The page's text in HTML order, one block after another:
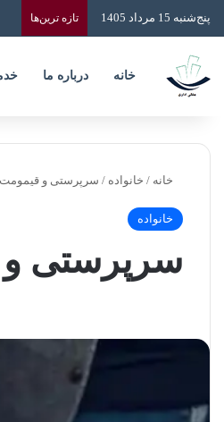
پنج‌شنبه 15 مرداد 1405 تازه‌ ترین‌ها
خانه درباره ما
خانه / خانواده / سرپرستی و قیمومت
خانواده
سرپرستی و